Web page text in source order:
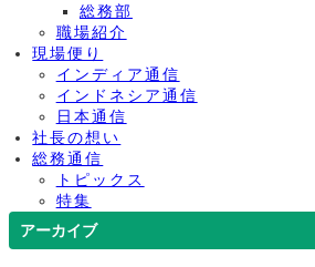
総務部
職場紹介
現場便り
インディア通信
インドネシア通信
日本通信
社長の想い
総務通信
トピックス
特集
アーカイブ